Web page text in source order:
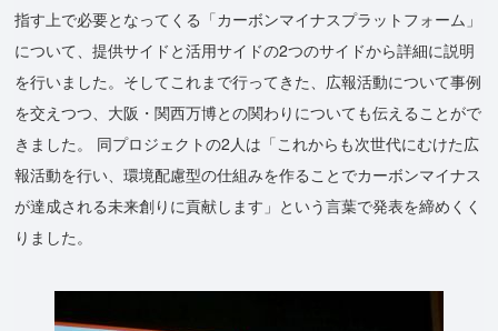
指す上で必要となってくる「カーボンマイナスプラットフォーム」
について、提供サイドと活用サイドの2つのサイドから詳細に説明
を行いました。そしてこれまで行ってきた、広報活動について事例
を交えつつ、大阪・関西万博との関わりについても伝えることがで
きました。 同プロジェクトの2人は「これからも次世代にむけた広
報活動を行い、環境配慮型の仕組みを作ることでカーボンマイナス
が達成される未来創りに貢献します」という言葉で発表を締めくく
りました。